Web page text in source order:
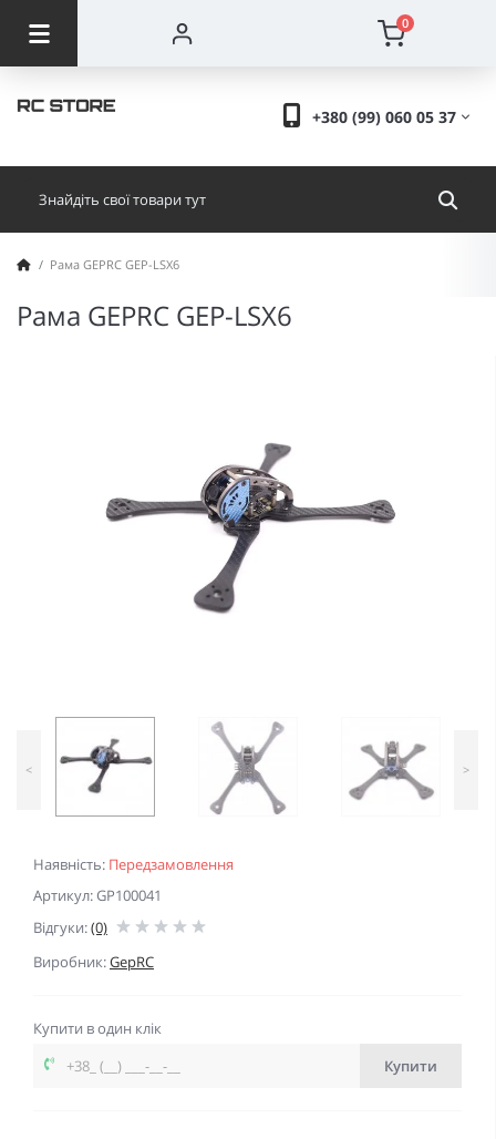
0
+380 (99) 060 05 37
Рама GEPRC GEP-LSX6
Рама GEPRC GEP-LSX6
Наявність: Передзамовлення
Артикул: GP100041
Відгуки:(0)
Виробник:GepRC
< >
Купити в один клік
Купити